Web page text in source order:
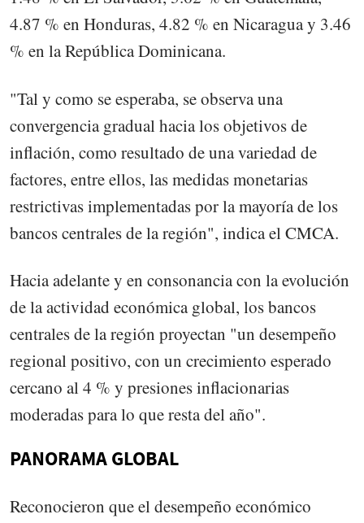
4.87 % en Honduras, 4.82 % en Nicaragua y 3.46
% en la República Dominicana.
"Tal y como se esperaba, se observa una
convergencia gradual hacia los objetivos de
inflación, como resultado de una variedad de
factores, entre ellos, las medidas monetarias
restrictivas implementadas por la mayoría de los
bancos centrales de la región", indica el CMCA.
Hacia adelante y en consonancia con la evolución
de la actividad económica global, los bancos
centrales de la región proyectan "un desempeño
regional positivo, con un crecimiento esperado
cercano al 4 % y presiones inflacionarias
moderadas para lo que resta del año".
PANORAMA GLOBAL
Reconocieron que el desempeño económico